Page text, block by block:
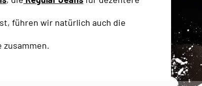
führen wir natürlich auch die
zusammen.